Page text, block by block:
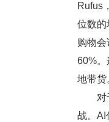
Rufus
位数的
购物
60%。
地带货
对于
战。AI